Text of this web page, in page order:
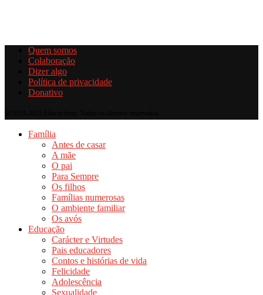
Quem somos
Colaboração
Dizer algo
Política de privacidade
Donativo
Família
Antes de casar
A mãe
O pai
Para Sempre
Os filhos
Famílias numerosas
O ambiente familiar
Os avós
Educação
Carácter e Virtudes
Pais educadores
Contos e histórias de vida
Felicidade
Adolescência
Sexualidade